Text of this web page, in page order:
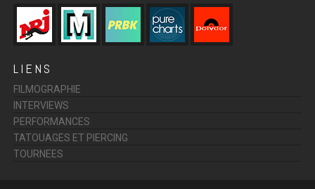
LIENS
FILMOGRAPHIE
INTERVIEWS
PERFORMANCES
TATOUAGES ET PIERCING
TOURNEES